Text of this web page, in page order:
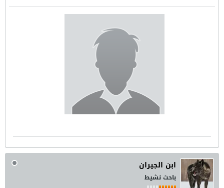
ابن الجيران
باحث نشيط